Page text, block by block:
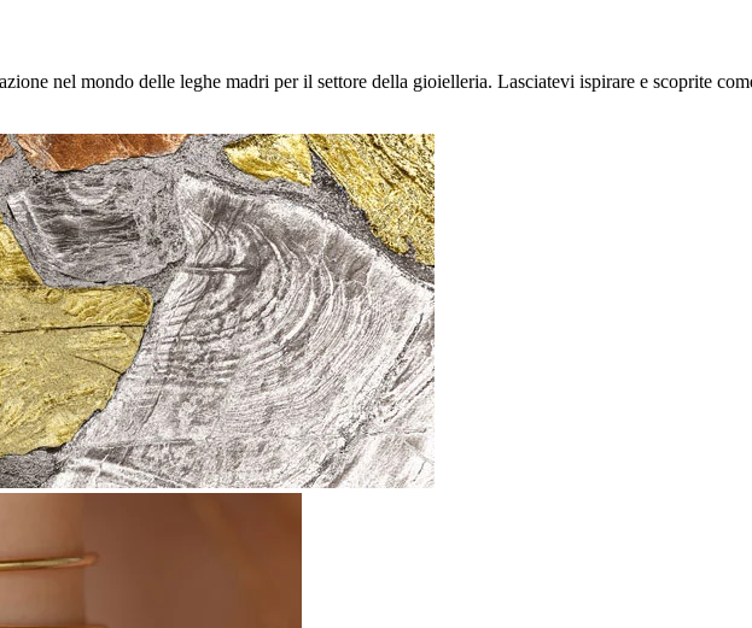
nel mondo delle leghe madri per il settore della gioielleria. Lasciatevi ispirare e scoprite